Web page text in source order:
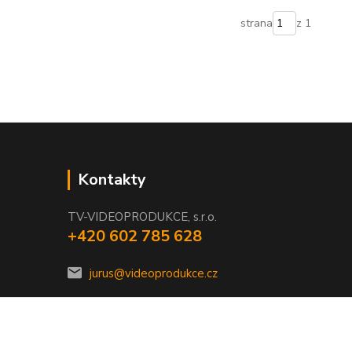
strana z 1
Kontakty
TV-VIDEOPRODUKCE, s.r.o.
+420 602 785 628
jurus@videoprodukce.cz